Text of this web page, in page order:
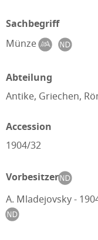
Sachbegriff
Münze
Abteilung
Antike, Griechen,
Accession
1904/32
Vorbesitzer
A. Mladejovsky -